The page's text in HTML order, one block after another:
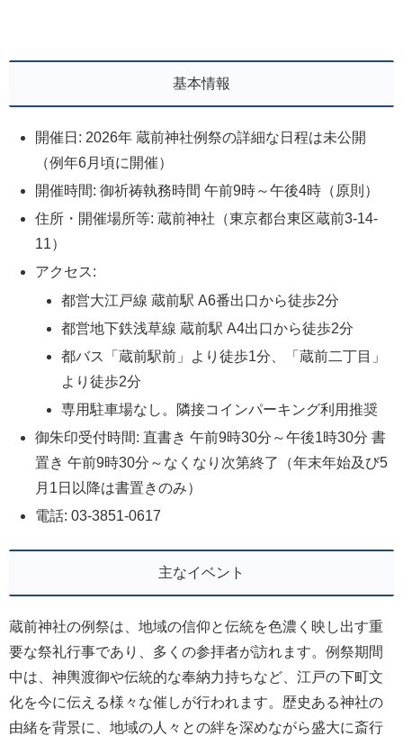
基本情報
開催日: 2026年 蔵前神社例祭の詳細な日程は未公開
（例年6月頃に開催）
開催時間: 御祈祷執務時間 午前9時～午後4時（原則）
住所・開催場所等: 蔵前神社（東京都台東区蔵前3-14-
11）
アクセス:
都営大江戸線 蔵前駅 A6番出口から徒歩2分
都営地下鉄浅草線 蔵前駅 A4出口から徒歩2分
都バス「蔵前駅前」より徒歩1分、「蔵前二丁目」
より徒歩2分
専用駐車場なし。隣接コインパーキング利用推奨
御朱印受付時間: 直書き 午前9時30分～午後1時30分 書
置き 午前9時30分～なくなり次第終了（年末年始及び5
月1日以降は書置きのみ）
電話: 03-3851-0617
主なイベント
蔵前神社の例祭は、地域の信仰と伝統を色濃く映し出す重
要な祭礼行事であり、多くの参拝者が訪れます。例祭期間
中は、神輿渡御や伝統的な奉納力持ちなど、江戸の下町文
化を今に伝える様々な催しが行われます。歴史ある神社の
由緒を背景に、地域の人々との絆を深めながら盛大に斎行